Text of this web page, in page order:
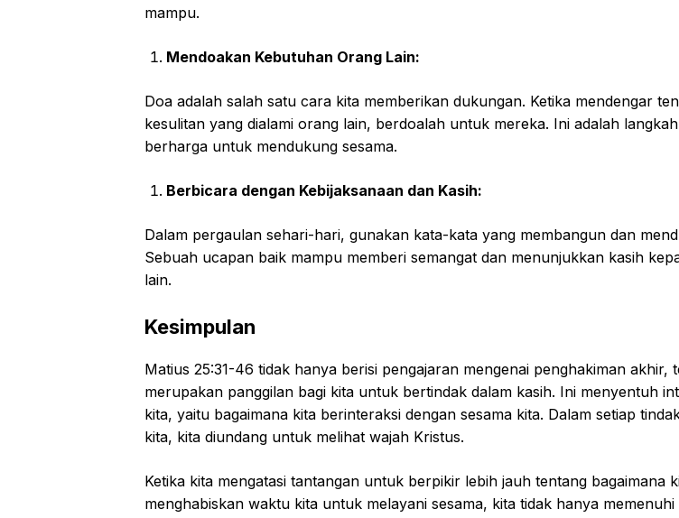
mampu.
Mendoakan Kebutuhan Orang Lain:
Doa adalah salah satu cara kita memberikan dukungan. Ketika mendengar
kesulitan yang dialami orang lain, berdoalah untuk mereka. Ini adalah
berharga untuk mendukung sesama.
Berbicara dengan Kebijaksanaan dan Kasih:
Dalam pergaulan sehari-hari, gunakan kata-kata yang membangun dan
Sebuah ucapan baik mampu memberi semangat dan menunjukkan kasih
lain.
Kesimpulan
Matius 25:31-46 tidak hanya berisi pengajaran mengenai penghakiman akhir,
merupakan panggilan bagi kita untuk bertindak dalam kasih. Ini menyentuh
kita, yaitu bagaimana kita berinteraksi dengan sesama kita. Dalam setiap
kita, kita diundang untuk melihat wajah Kristus.
Ketika kita mengatasi tantangan untuk berpikir lebih jauh tentang bagaimana
menghabiskan waktu kita untuk melayani sesama, kita tidak hanya